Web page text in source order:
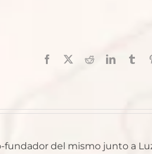
Facebook RedditLinkedIn
fundador del mismo junto a